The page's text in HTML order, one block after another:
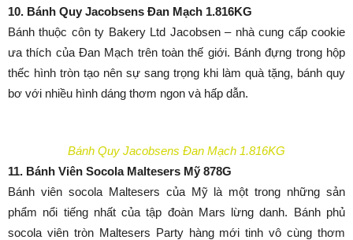
10. Bánh Quy Jacobsens Đan Mạch 1.816KG
Bánh thuộc côn ty Bakery Ltd Jacobsen – nhà cung cấp cookie
ưa thích của Đan Mạch trên toàn thế giới. Bánh đựng trong hộp
thếc hình tròn tạo nên sự sang trọng khi làm quà tặng, bánh quy
bơ với nhiều hình dáng thơm ngon và hấp dẫn.
Bánh Quy Jacobsens Đan Mạch 1.816KG
11. Bánh Viên Socola Maltesers Mỹ 878G
Bánh viên socola Maltesers của Mỹ là một trong những sản
phẩm nổi tiếng nhất của tập đoàn Mars lừng danh. Bánh phủ
socola viên tròn Maltesers Party hàng mới tinh vô cùng thơm